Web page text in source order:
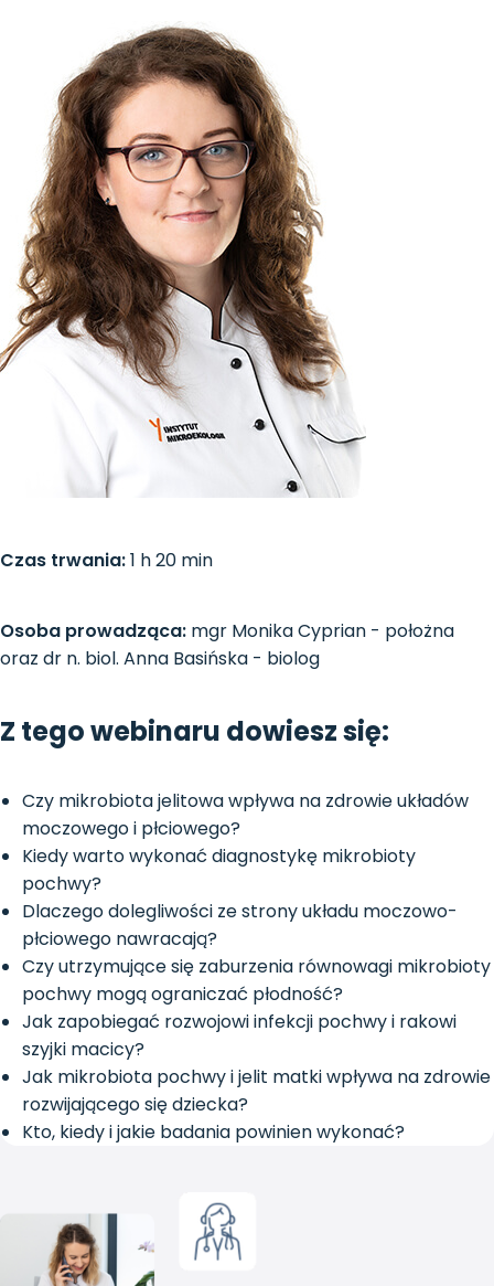
Czas trwania:1 h 20 min
Osoba prowadząca: mgr Monika Cyprian - położna
oraz dr n. biol. Anna Basińska - biolog
Z tego webinaru dowiesz się:
Czy mikrobiota jelitowa wpływa na zdrowie układów
moczowego i płciowego?
Kiedy warto wykonać diagnostykę mikrobioty
pochwy?
Dlaczego dolegliwości ze strony układu moczowo-
płciowego nawracają?
Czy utrzymujące się zaburzenia równowagi mikrobioty
pochwy mogą ograniczać płodność?
Jak zapobiegać rozwojowi infekcji pochwy i rakowi
szyjki macicy?
Jak mikrobiota pochwy i jelit matki wpływa na zdrowie
rozwijającego się dziecka?
Kto, kiedy i jakie badania powinien wykonać?